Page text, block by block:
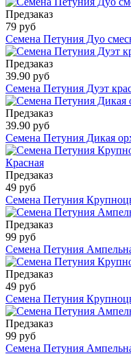
Предзаказ
79 руб
Семена Петуния Дуо
Предзаказ
39.90 руб
Семена Петуния Дуэт
Предзаказ
39.90 руб
Семена Петуния Дикая
Предзаказ
49 руб
Семена Петуния
Предзаказ
99 руб
Семена Петуния
Предзаказ
49 руб
Семена Петуния
Предзаказ
99 руб
Семена Петуния